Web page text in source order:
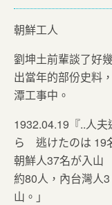
朝鮮工人
劉坤土前輩談了好
出當年的部份史料
潭工事中。
1932.04.19『..人
ら 逃けたのは 19
朝鮮人37名が入山
約80人，內台灣人
山。」